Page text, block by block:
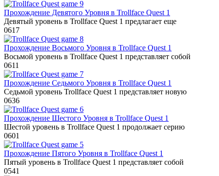
Прохождение Девятого Уровня в Trollface Quest 1
Девятый уровень в Trollface Quest 1 предлагает еще
0617
Прохождение Восьмого Уровня в Trollface Quest 1
Восьмой уровень в Trollface Quest 1 представляет собой
0611
Прохождение Седьмого Уровня в Trollface Quest 1
Седьмой уровень Trollface Quest 1 представляет новую
0636
Прохождение Шестого Уровня в Trollface Quest 1
Шестой уровень в Trollface Quest 1 продолжает серию
0601
Прохождение Пятого Уровня в Trollface Quest 1
Пятый уровень в Trollface Quest 1 представляет собой
0541